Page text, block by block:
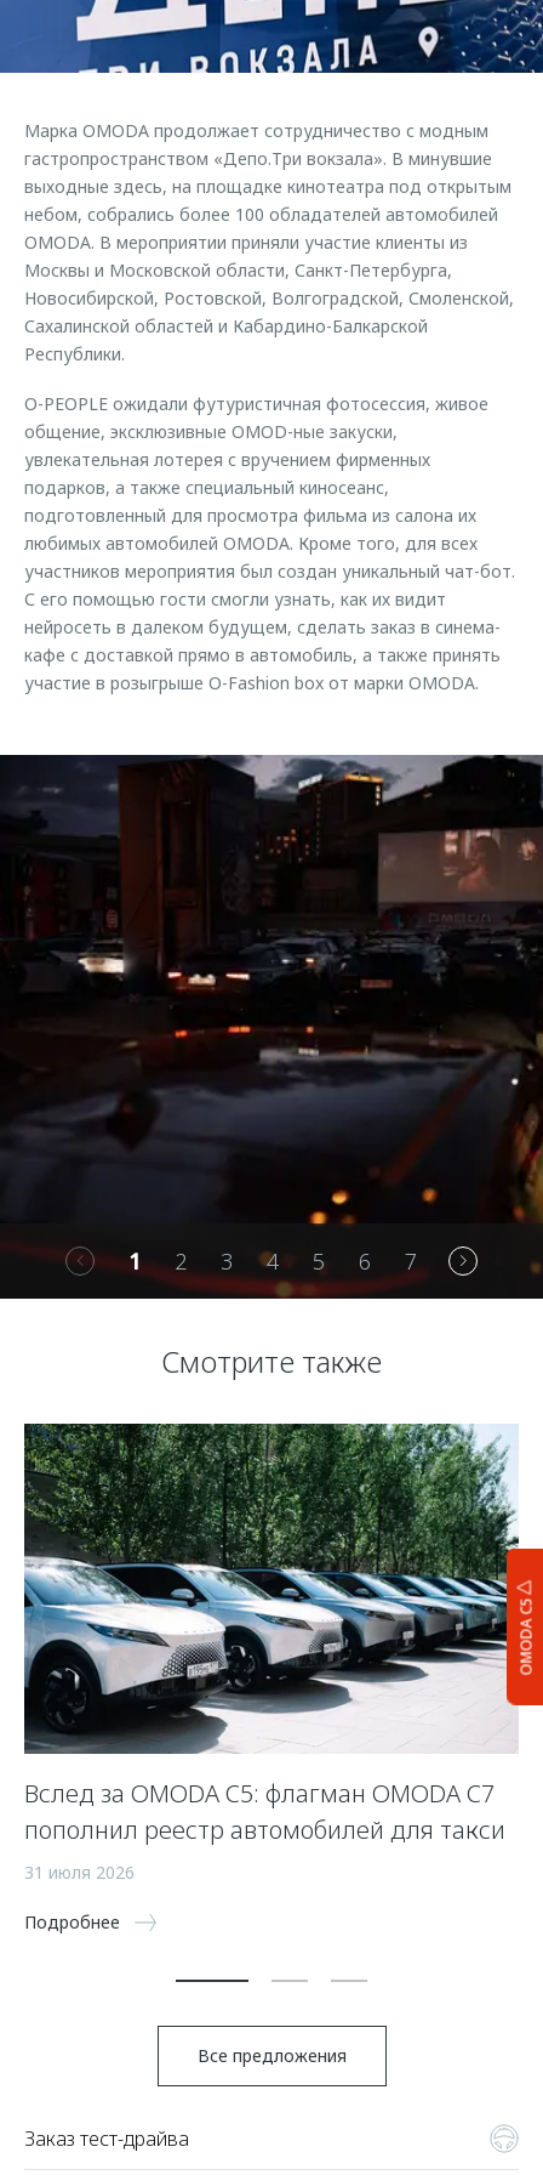
Страхование
Кредитный калькулятор
Одежда и сувениры
Оригинальные аксессуары
Запчасти
Трейд-ин
Калькулятор трейд-ин
Клиентская поддержка
O&J Автоклуб
Приложение O&J
Аксессуары
Одежда и сувениры
Оригинальные аксессуары
Запчасти
Обратная связь
OMODA C5
Марка OMODA продолжает сотрудничество с модным
гастропространством «Депо.Три вокзала». В минувшие
выходные здесь, на площадке кинотеатра под открытым
небом, собрались более 100 обладателей автомобилей
OMODA. В мероприятии приняли участие клиенты из
Москвы и Московской области, Санкт-Петербурга,
Новосибирской, Ростовской, Волгоградской, Смоленской,
Сахалинской областей и Кабардино-Балкарской
Республики.
O-PEOPLE ожидали футуристичная фотосессия, живое
общение, эксклюзивные OMOD-ные закуски,
увлекательная лотерея с вручением фирменных
подарков, а также специальный киносеанс,
подготовленный для просмотра фильма из салона их
любимых автомобилей OMODA. Кроме того, для всех
участников мероприятия был создан уникальный чат-бот.
С его помощью гости смогли узнать, как их видит
нейросеть в далеком будущем, сделать заказ в синема-
кафе с доставкой прямо в автомобиль, а также принять
участие в розыгрыше O-Fashion box от марки OMODA.
1 2 3 4 5 6 7
Смотрите также
Вслед за OMODA C5: флагман OMODA C7
пополнил реестр автомобилей для такси
31 июля 2026
Подробнее
Все предложения
Заказ тест-драйва